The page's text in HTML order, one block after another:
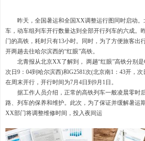
昨天，全国暑运和全国XX调整运行图同时启动。
车，动车组列车开行数量达到全部开行列车的六成。
门的高铁，耗时只有13小时。同时，为了方便旅客出
开两趟去往哈尔滨西的“红眼”高铁。
北青报从北京XX了解到 ， 两趟“红眼”高铁分别 是
次 日 9 ： 04到哈尔滨西)和G2581次(北京南1 ： 43开，次
在周末开行，开行时间 为7月 4日 到 9月 1 日。
据工作人员介绍，正常的高铁列车一般凌晨零时
路、列车的保养和维护。此次，为了保证并缓解暑运
XX部门将调整维修时间，投入夜间运